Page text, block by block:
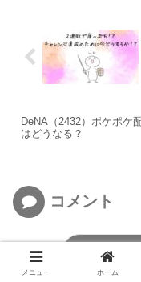
DeNA（2432）ポケポケ
はどうなる？
コメント
メニュー ホーム